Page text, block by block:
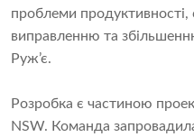
проблеми
виправленню та
Руж’є.
Розробка є частиною
NSW. Команда